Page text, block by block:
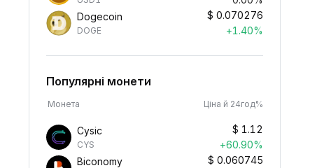
Dogecoin
DOGE
$ 0.070276
+1.40%
Популярні монети
Монета Ціна й 24год%
Cysic
CYS
$ 1.12
+60.90%
Biconomy
$ 0.060745